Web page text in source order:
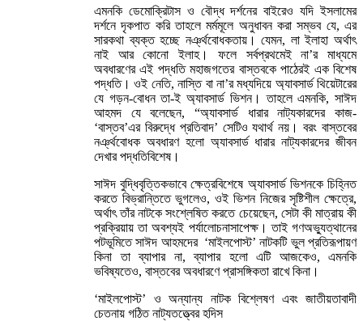
এমনকি ডেমোক্রিটাস ও বৌদ্ধ দর্শনের বাইরেও যদি ইসলামের
দর্শনে দৃকপাত করি তাহলে মর্মমূলে অনুধাবন করা সম্ভব যে, এর
সারকথা ব্যক্ত হচ্ছে নর্ঞ্থবোধকতায়। যেমন, লা ইলাহা অর্থাৎ
নাই আর কোনো ইলাহ। ফলে সর্বপ্রথমেই না’র মাধ্যমে
অবধারণের এই পদ্ধতি মহাজগতের বাস্তবকে পাঠেরই এক বিশেষ
পদ্ধতি। ওই নেতি, নাস্তি বা না’র মধ্যদিয়ে অ্যাবসার্ড থিয়েটারের
যে গড়ন-বোধন তা-ই অ্যাবসার্ড ভিশন। তাহলে এমনকি, সাঈদ
আহমদ যে বলেছেন, “অ্যাবসার্ড ধারার নাট্যকারদের কাজ-
‘বাস্তব’এর বিরুদ্ধে প্রতিবাদ’ সেটিও যথার্থ নয়। বরং বাস্তবের
নর্ঞ্থবোধক অবধারণ হলো অ্যাবসার্ড ধারার নাট্যকারদের জীবন
দেখার পদ্ধতিবিশেষ।
সাঈদ বুদ্ধিবৃত্তিকভাবে ক্ষেত্রবিশেষে অ্যাবসার্ড ভিশনকে চিহ্নিত
করতে বিভ্রান্তিতে ভুগলেও, ওই ভিশন নিজের সৃষ্টিশীল ক্ষেত্রে,
অর্থাৎ তাঁর নাটকে সংশ্লেষিত করতে চেয়েছেন, সেটা কী মাত্রায় কী
প্রক্রিয়ায় তা অবশ্যই পর্যালোচনাসাপেক্ষ। তাই গণঅভ্যুত্থানের
পটভূমিতে সাঈদ আহমদের ‘মাইলপোস্ট’ নাটকটি ভুল প্রতিরূপায়ণ
কিনা তা ব্যাপার না, ব্যাপার হলো এটি আজকেও, এমনকি
ভবিষ্যতেও, বাস্তবের অবধারণে প্রাসঙ্গিকতা রাখে কিনা।
‘মাইলপোস্ট’ ও অন্যান্য নাটক বিশ্লেষণ এবং জাতীয়তাবাদী
চেতনায় গঠিত নাট্যতত্ত্বের হদিস